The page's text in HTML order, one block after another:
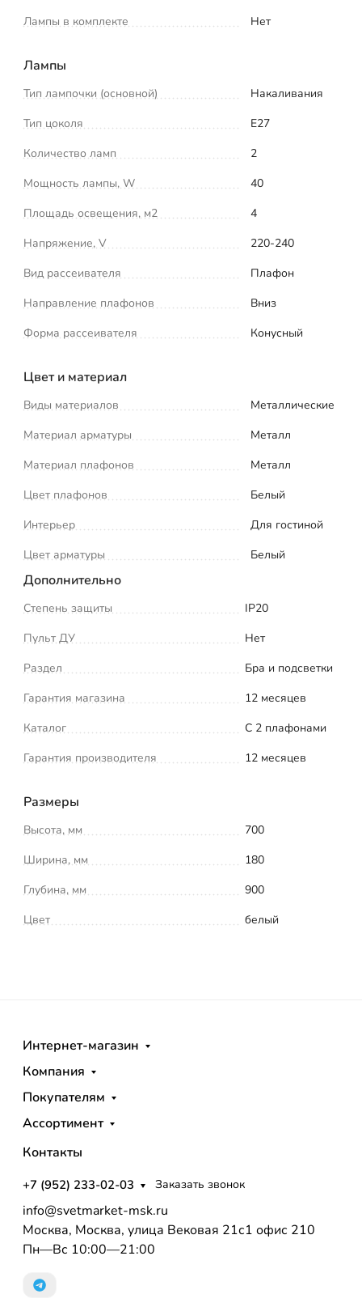
Лампы в комплекте
Нет
Лампы
Тип лампочки (основной)
Накаливания
Тип цоколя
E27
Количество ламп
2
Мощность лампы, W
40
Площадь освещения, м2
4
Напряжение, V
220-240
Вид рассеивателя
Плафон
Направление плафонов
Вниз
Форма рассеивателя
Конусный
Цвет и материал
Виды материалов
Металлические
Материал арматуры
Металл
Материал плафонов
Металл
Цвет плафонов
Белый
Интерьер
Для гостиной
Цвет арматуры
Белый
Дополнительно
Степень защиты
IP20
Пульт ДУ
Нет
Раздел
Бра и подсветки
Гарантия магазина
12 месяцев
Каталог
С 2 плафонами
Гарантия производителя
12 месяцев
Размеры
Высота, мм
700
Ширина, мм
180
Глубина, мм
900
Цвет
белый
Интернет-магазин
Компания
Покупателям
Ассортимент
Контакты
+7 (952) 233-02-03 Заказать звонок
info@svetmarket-msk.ru
Москва, Москва, улица Вековая 21с1 офис 210
Пн—Вс 10:00—21:00